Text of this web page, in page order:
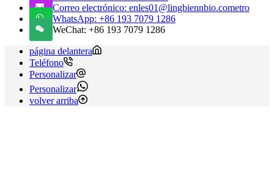
Correo electrónico: enles01@lingbiennbio.cometro
WhatsApp: +86 193 7079 1286
WeChat: +86 193 7079 1286
página delantera
Teléfono
Personalizar
Personalizar
volver arriba